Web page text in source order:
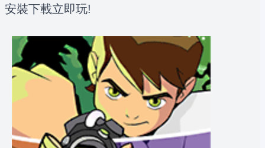
安裝下載立即玩!